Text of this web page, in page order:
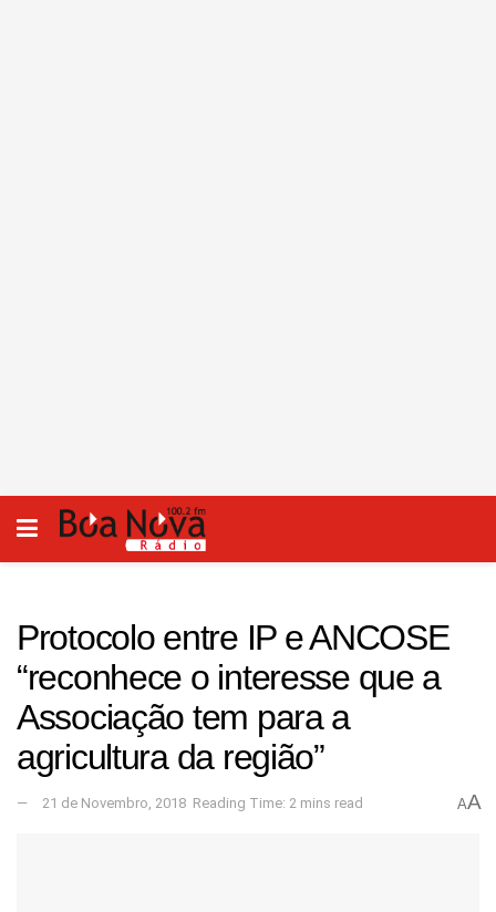
Protocolo entre IP e ANCOSE
“reconhece o interesse que a
Associação tem para a
agricultura da região”
21 de Novembro, 2018 Reading Time: 2 mins read AA